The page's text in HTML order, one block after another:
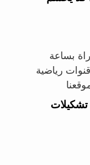
بساعة
رياضية
تشكيلات